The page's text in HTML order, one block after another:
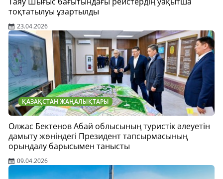
тоқтатылуы ұзартылды
23.04.2026
ҚАЗАҚСТАН ЖАҢАЛЫҚТАРЫ
Олжас Бектенов Абай облысының туристік әлеуетін
дамыту жөніндегі Президент тапсырмасының
орындалу барысымен танысты
09.04.2026